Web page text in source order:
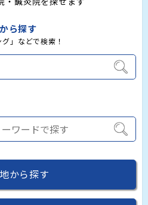
ら探す
」などで検索！
から探す